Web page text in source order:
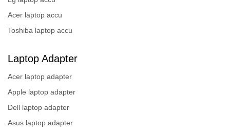
Acer laptop accu
Toshiba laptop accu
Laptop Adapter
Acer laptop adapter
Apple laptop adapter
Dell laptop adapter
Asus laptop adapter